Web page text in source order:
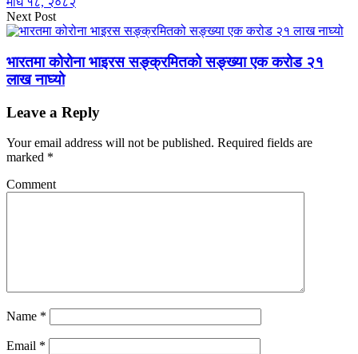
Next Post
भारतमा कोरोना भाइरस सङ्क्रमितको सङ्ख्या एक करोड २१
लाख नाघ्यो
Leave a Reply
Your email address will not be published. Required fields are
marked *
Comment
Name *
Email *